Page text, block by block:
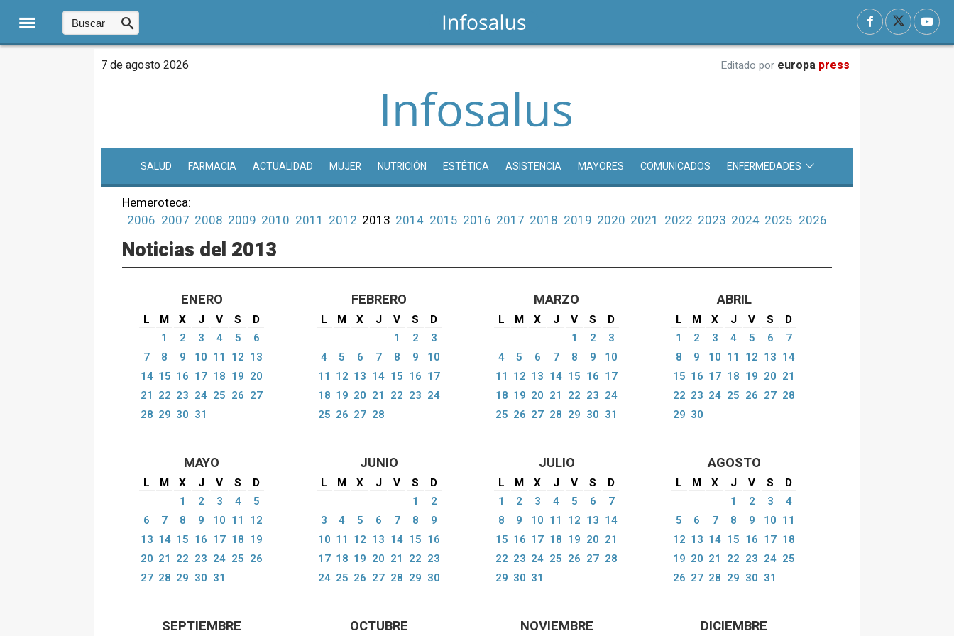
7 de agosto 2026 Editado por europa press
SALUD FARMACIA ACTUALIDAD MUJER NUTRICIÓN ESTÉTICA ASISTENCIA MAYORES COMUNICADOS ENFERMEDADES
Hemeroteca:
2006 2007 2008 2009 2010 2011 2012 2013 2014 2015 2016 2017 2018 2019 2020 2021 2022 2023 2024 2025 2026
Noticias del 2013
ENERO
L M X J V S
D
1
2 3 4 5
6
7
8 9 10 11 12 13
14 15 16 17 18 19 20
21 22 23 24 25 26 27
28 29 30 31
FEBRERO
L M X J V S
D
1
2
3
4
5 6 7 8 9
10
11 12 13 14 15 16 17
18 19 20 21 22 23 24
25 26 27 28
MARZO
L M X J V S
D
1
2
3
4
5 6 7 8 9
10
11 12 13 14 15 16 17
18 19 20 21 22 23 24
25 26 27 28 29 30 31
ABRIL
L M X J V S
D
1
2 3 4 5 6
7
8
9 10 11 12 13 14
15 16 17 18 19 20 21
22 23 24 25 26 27 28
29 30
MAYO
L M X J V S
D
1
2 3 4
5
6
7 8 9 10 11 12
13 14 15 16 17 18 19
20 21 22 23 24 25 26
27 28 29 30 31
JUNIO
L M X J V S
D
1
2
3
4 5 6 7 8
9
10 11 12 13 14 15 16
17 18 19 20 21 22 23
24 25 26 27 28 29 30
JULIO
L M X J V S
D
1
2 3 4 5 6
7
8
9 10 11 12 13 14
15 16 17 18 19 20 21
22 23 24 25 26 27 28
29 30 31
AGOSTO
L M X J V S
D
1
2 3
4
5
6 7 8 9 10 11
12 13 14 15 16 17 18
19 20 21 22 23 24 25
26 27 28 29 30 31
SEPTIEMBRE OCTUBRE NOVIEMBRE DICIEMBRE